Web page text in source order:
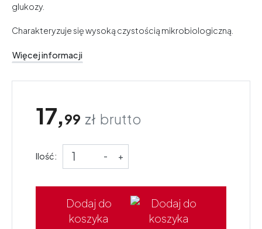
glukozy.
Charakteryzuje się wysoką czystością mikrobiologiczną.
Więcej informacji
17,99 zł brutto
Ilość: - +
Dodaj do
koszyka